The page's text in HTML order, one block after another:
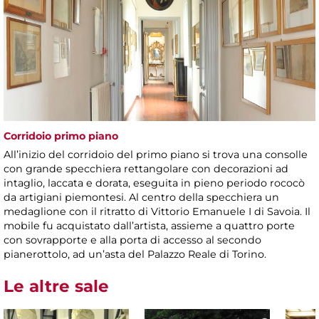
Corridoio primo piano
All’inizio del corridoio del primo piano si trova una consolle
con grande specchiera rettangolare con decorazioni ad
intaglio, laccata e dorata, eseguita in pieno periodo rococò
da artigiani piemontesi. Al centro della specchiera un
medaglione con il ritratto di Vittorio Emanuele I di Savoia. Il
mobile fu acquistato dall’artista, assieme a quattro porte
con sovrapporte e alla porta di accesso al secondo
pianerottolo, ad un’asta del Palazzo Reale di Torino.
Le altre sale